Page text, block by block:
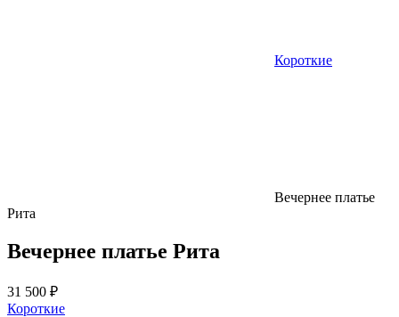
Короткие
Вечернее платье
Рита
Вечернее платье Рита
31 500 ₽
Короткие